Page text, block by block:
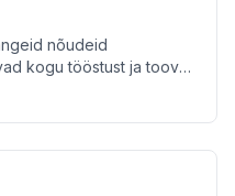
nõudeid
kogu tööstust ja toovad